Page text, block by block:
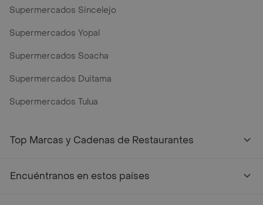
Supermercados Sincelejo
Supermercados Yopal
Supermercados Soacha
Supermercados Duitama
Supermercados Tulua
Top Marcas y Cadenas de Restaurantes
Encuéntranos en estos países